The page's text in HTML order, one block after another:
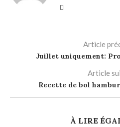
Article
Juillet uniquement:
Article
Recette de bol
À LIRE